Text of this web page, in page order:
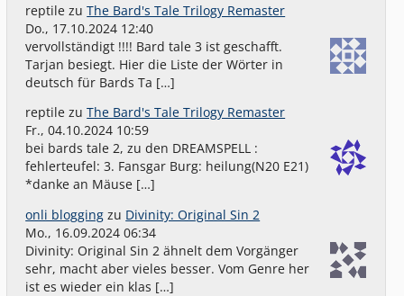
reptile zuThe Bard's Tale Trilogy Remaster
Do., 17.10.2024 12:40
vervollständigt !!!! Bard tale 3 ist geschafft.
Tarjan besiegt. Hier die Liste der Wörter in
deutsch für Bards Ta […]
reptile zuThe Bard's Tale Trilogy Remaster
Fr., 04.10.2024 10:59
bei bards tale 2, zu den DREAMSPELL :
fehlerteufel: 3. Fansgar Burg: heilung(N20 E21)
*danke an Mäuse […]
onli blogging zu Divinity: Original Sin 2
Mo., 16.09.2024 06:34
Divinity: Original Sin 2 ähnelt dem Vorgänger
sehr, macht aber vieles besser. Vom Genre her
ist es wieder ein klas […]